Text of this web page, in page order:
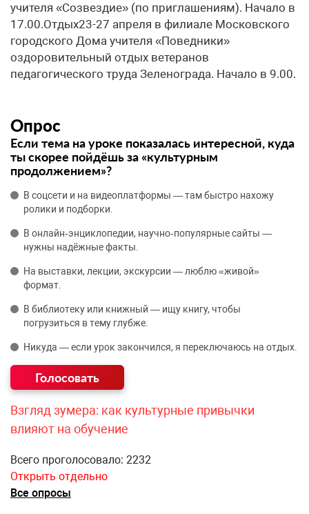
учителя «Созвездие» (по приглашениям). Начало в
17.00.Отдых23-27 апреля в филиале Московского
городского Дома учителя «Поведники»
оздоровительный отдых ветеранов
педагогического труда Зеленограда. Начало в 9.00.
Опрос
Если тема на уроке показалась интересной, куда
ты скорее пойдёшь за «культурным
продолжением»?
В соцсети и на видеоплатформы — там быстро нахожу
ролики и подборки.
В онлайн‑энциклопедии, научно‑популярные сайты —
нужны надёжные факты.
На выставки, лекции, экскурсии — люблю «живой»
формат.
В библиотеку или книжный — ищу книгу, чтобы
погрузиться в тему глубже.
Никуда — если урок закончился, я переключаюсь на отдых.
Взгляд зумера: как культурные привычки
влияют на обучение
Всего проголосовало: 2232
Открыть отдельно
Все опросы